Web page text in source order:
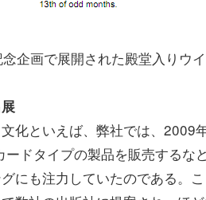
企画で展開された殿堂入りウ
化といえば、弊社では、2009
ードタイプの製品を販売する
にも注力していたのである。